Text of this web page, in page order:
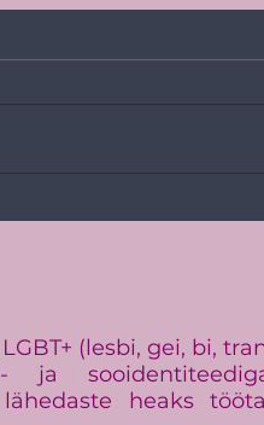
(lesbi, gei, bi,
ja
heaks